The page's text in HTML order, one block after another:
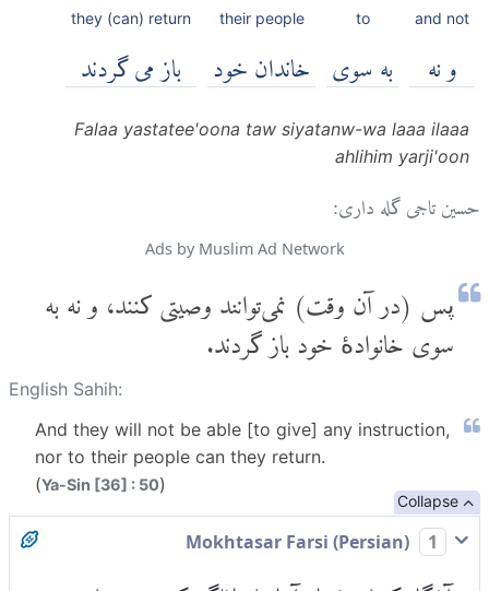
and not
و نه
to
به سوی
their people
خاندان خود
they (can) return
باز می گردند
Falaa yastatee'oona taw siyatanw-wa laaa ilaaa
ahlihim yarji'oon
حسین تاجی گله داری:
Ads by Muslim Ad Network
پس (در آن وقت) نمی‌توانند وصیتی کنند، و نه به
سوی خانوادۀ خود باز گردند.
English Sahih:
And they will not be able [to give] any instruction,
nor to their people can they return.
(Ya-Sin [36] : 50)
Collapse
1